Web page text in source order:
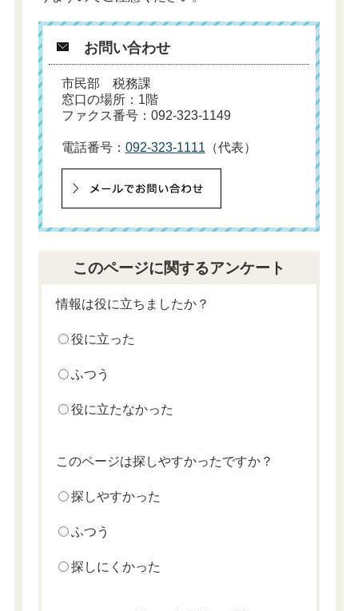
お問い合わせ
市民部 税務課
窓口の場所：1階
ファクス番号：092-323-1149
電話番号： 092-323-1111 （代表）
このページに関するアンケート
情報は役に立ちましたか？
役に立った
ふつう
役に立たなかった
このページは探しやすかったですか？
探しやすかった
ふつう
探しにくかった